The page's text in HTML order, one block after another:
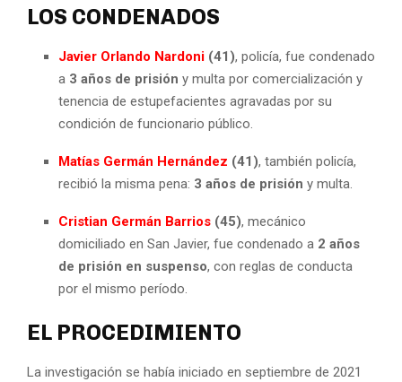
LOS CONDENADOS
Javier Orlando Nardoni (41), policía, fue condenado
a 3 años de prisión y multa por comercialización y
tenencia de estupefacientes agravadas por su
condición de funcionario público.
Matías Germán Hernández (41), también policía,
recibió la misma pena: 3 años de prisión y multa.
Cristian Germán Barrios (45), mecánico
domiciliado en San Javier, fue condenado a 2 años
de prisión en suspenso, con reglas de conducta
por el mismo período.
EL PROCEDIMIENTO
La investigación se había iniciado en septiembre de 2021